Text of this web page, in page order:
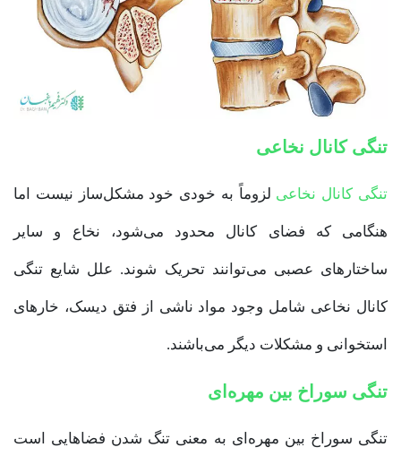
تنگی کانال نخاعی
تنگی کانال نخاعی لزوماً به خودی خود مشکل‌ساز نیست اما
هنگامی که فضای کانال محدود می‌شود، نخاع و سایر
ساختارهای عصبی می‌توانند تحریک شوند. علل شایع تنگی
کانال نخاعی شامل وجود مواد ناشی از فتق دیسک، خارهای
استخوانی و مشکلات دیگر می‌باشند.
تنگی سوراخ بین مهره‌ای
تنگی سوراخ بین مهره‌ای به معنی تنگ شدن فضاهایی است